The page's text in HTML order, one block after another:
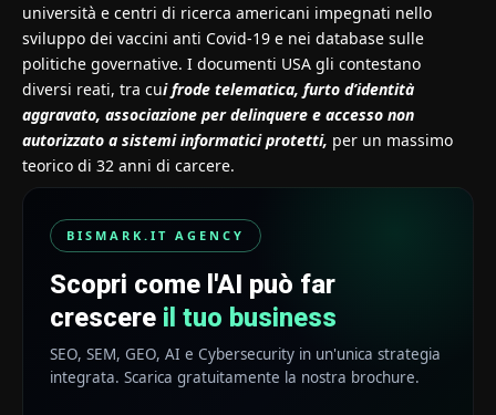
università e centri di ricerca americani impegnati nello
sviluppo dei vaccini anti Covid-19 e nei database sulle
politiche governative. I documenti USA gli contestano
diversi reati, tra cui frode telematica, furto d’identità
aggravato, associazione per delinquere e accesso non
autorizzato a sistemi informatici protetti, per un massimo
teorico di 32 anni di carcere.
BISMARK.IT AGENCY
Scopri come l'AI può far
crescere il tuo business
SEO, SEM, GEO, AI e Cybersecurity in un'unica strategia
integrata. Scarica gratuitamente la nostra brochure.